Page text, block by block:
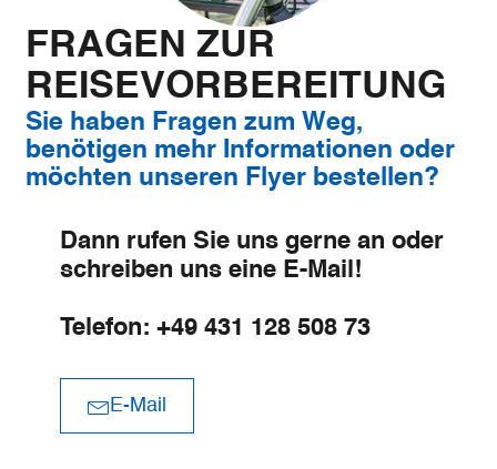
FRAGEN ZUR
REISEVORBEREITUNG
Sie haben Fragen zum Weg,
benötigen mehr Informationen oder
möchten unseren Flyer bestellen?
Dann rufen Sie uns gerne an oder
schreiben uns eine E-Mail!
Telefon: +49 431 128 508 73
E-Mail